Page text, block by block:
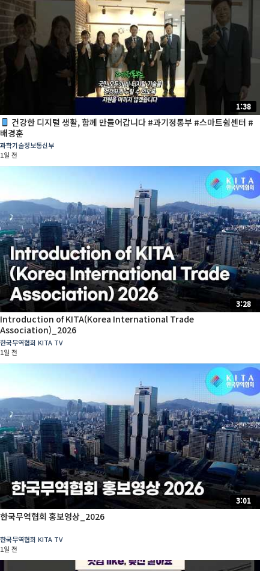
1:38
건강한 디지털 생활, 함께 만들어갑니다 #과기정통부 #스마트쉼센터 #
배경훈
과학기술정보통신부
1일 전
3:28
Introduction of KITA(Korea International Trade
Association)_2026
한국무역협회 KITA TV
1일 전
3:01
한국무역협회 홍보영상_2026
한국무역협회 KITA TV
1일 전